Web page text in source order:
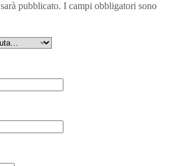
pubblicato. I campi obbligatori sono